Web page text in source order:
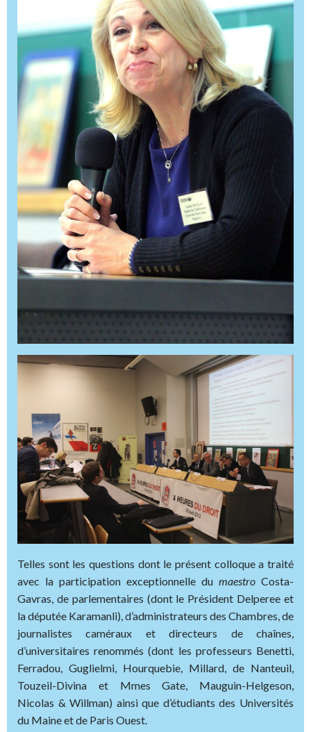
Telles sont les questions dont le présent colloque a traité
avec la participation exceptionnelle du maestro Costa-
Gavras, de parlementaires (dont le Président Delperee et
la députée Karamanli), d’administrateurs des Chambres, de
journalistes caméraux et directeurs de chaînes,
d’universitaires renommés (dont les professeurs Benetti,
Ferradou, Guglielmi, Hourquebie, Millard, de Nanteuil,
Touzeil-Divina et Mmes Gate, Mauguin-Helgeson,
Nicolas & Willman) ainsi que d’étudiants des Universités
du Maine et de Paris Ouest.